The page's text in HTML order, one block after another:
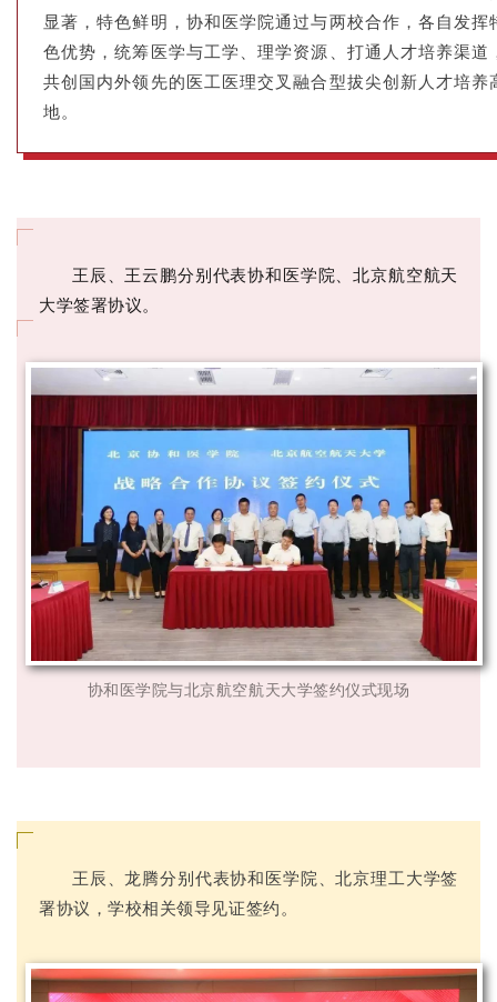
显著，特色鲜明，协和医学院通过与两校合作，各自发挥
色优势，统筹医学与工学、理学资源、打通人才培养渠道
共创国内外领先的医工医理交叉融合型拔尖创新人才培养
地。
王辰、王云鹏分别代表协和医学院、北京航空航天
大学签署协议。
协和医学院与北京航空航天大学签约仪式现场
王辰、龙腾分别代表协和医学院、北京理工大学签
署协议，学校相关领导见证签约。